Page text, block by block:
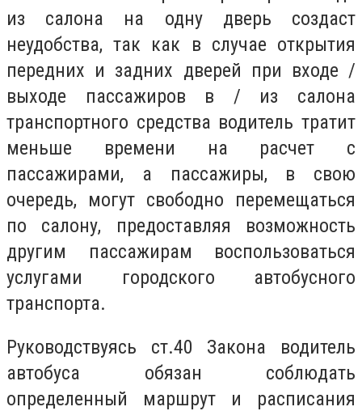
из салона на одну дверь создаст
неудобства, так как в случае открытия
передних и задних дверей при входе /
выходе пассажиров в / из салона
транспортного средства водитель тратит
меньше времени на расчет с
пассажирами, а пассажиры, в свою
очередь, могут свободно перемещаться
по салону, предоставляя возможность
другим пассажирам воспользоваться
услугами городского автобусного
транспорта.
Руководствуясь ст.40 Закона водитель
автобуса обязан соблюдать
определенный маршрут и расписания